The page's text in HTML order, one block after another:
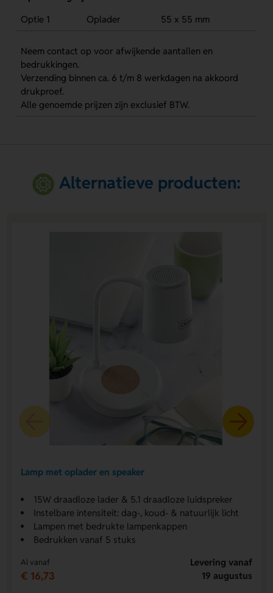
Optie 1
Oplader 55 x 55 mm
Neem contact op voor afwijkende aantallen en
bedrukkingen.
Verzending binnen ca. 6 t/m 8 werkdagen na akkoord
drukproef.
Alle genoemde prijzen zijn exclusief BTW.
Alternatieve producten:
Lamp met oplader en speaker
15W draadloze lader & 5.1 draadloze luidspreker
Instelbare intensiteit: dag-, koud- & natuurlijk licht
Lampen met bedrukte lampenkappen
Bedrukken vanaf 5 stuks
Al vanaf
€ 16,73
Levering vanaf
19 augustus